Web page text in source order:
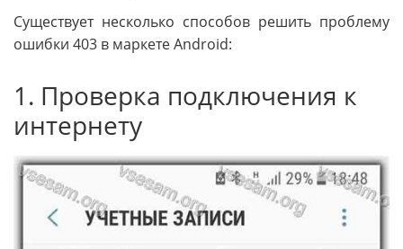
Существует несколько способов решить проблему
ошибки 403 в маркете Android:
1. Проверка подключения к
интернету